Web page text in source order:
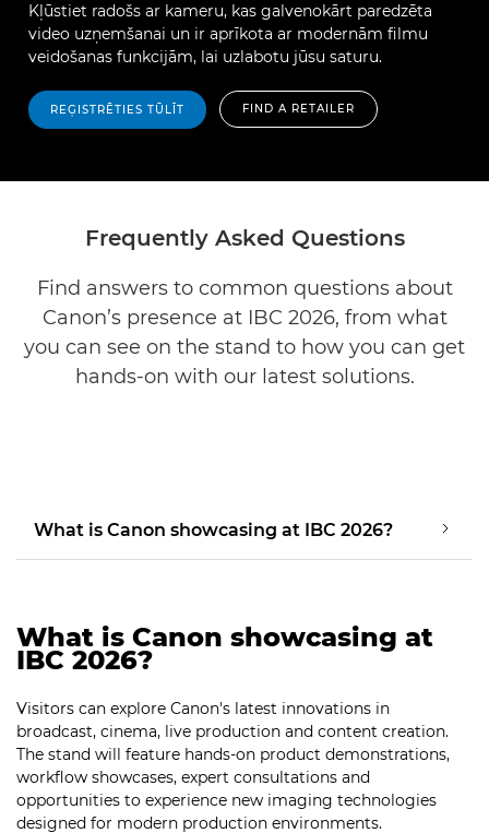
Kļūstiet radošs ar kameru, kas galvenokārt paredzēta
video uzņemšanai un ir aprīkota ar modernām filmu
veidošanas funkcijām, lai uzlabotu jūsu saturu.
REĢISTRĒTIES TŪLĪT FIND A RETAILER
Frequently Asked Questions
Find answers to common questions about
Canon’s presence at IBC 2026, from what
you can see on the stand to how you can get
hands-on with our latest solutions.
What is Canon showcasing at IBC 2026?
What is Canon showcasing at
IBC 2026?
Visitors can explore Canon's latest innovations in
broadcast, cinema, live production and content creation.
The stand will feature hands-on product demonstrations,
workflow showcases, expert consultations and
opportunities to experience new imaging technologies
designed for modern production environments.